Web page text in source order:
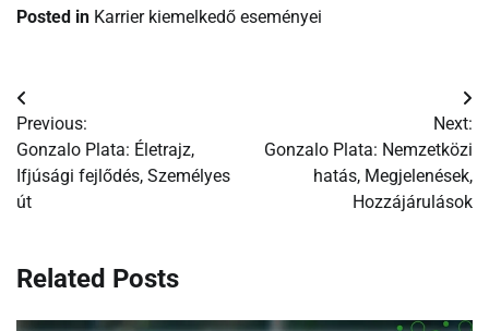
Posted in Karrier kiemelkedő eseményei
Post
navigation
Previous:
Gonzalo Plata: Életrajz,
Ifjúsági fejlődés, Személyes
út
Next:
Gonzalo Plata: Nemzetközi
hatás, Megjelenések,
Hozzájárulások
Related Posts